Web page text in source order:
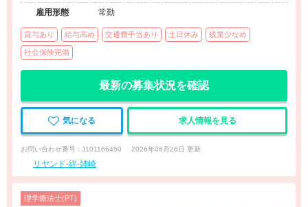
雇用形態
常勤
賞与あり 給与高め 交通費手当あり 土日休み 残業少なめ
社会保険完備
最新の募集状況を確認
気になる 求人情報を見る
お問い合わせ番号 : J101166450 2026年06月26日 更新
リヤンド-絆-姉崎
理学療法士(PT)